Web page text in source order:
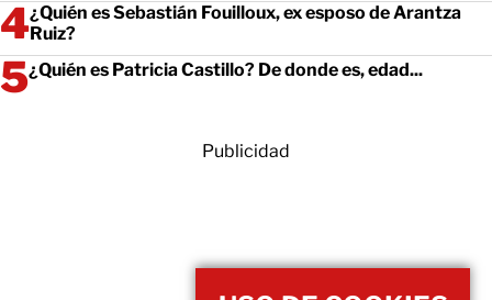
¿Quién es Sebastián Fouilloux, ex esposo de Arantza
Ruiz?
¿Quién es Patricia Castillo? De donde es, edad...
Publicidad